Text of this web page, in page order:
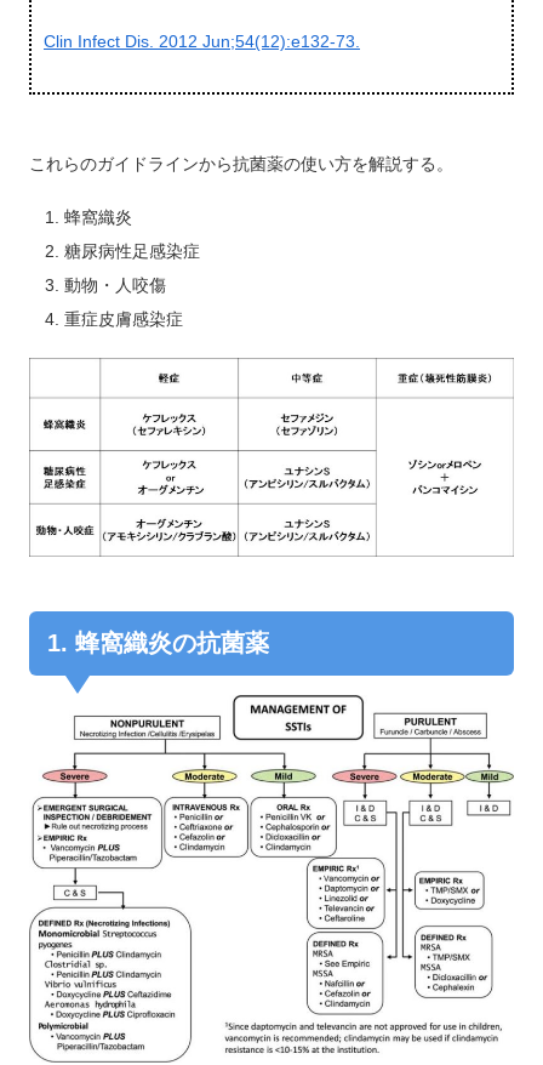
Clin Infect Dis. 2012 Jun;54(12):e132-73.
これらのガイドラインから抗菌薬の使い方を解説する。
蜂窩織炎
糖尿病性足感染症
動物・人咬傷
重症皮膚感染症
1. 蜂窩織炎の抗菌薬